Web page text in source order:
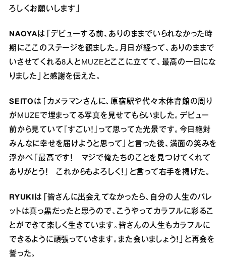
ろしくお願いします」
NAOYAは「デビューする前、ありのままでいられなかった時
期にここのステージを観ました。月日が経って、ありのままで
いさせてくれる8人とMUZEとここに立てて、最高の一日にな
りました」と感謝を伝えた。
SEITO は「カメラマンさんに、原宿駅や代々木体育館の周り
がMUZEで埋まってる写真を見せてもらいました。デビュー
前から見ていて『すごい！』って思ってた光景です。今日絶対
みんなに幸せを届けようと思って」と言った後、満面の笑みを
浮かべ「最高です！ マジで俺たちのことを見つけてくれて
ありがとう！ これからもよろしく！」と言って右手を掲げた。
RYUKI は「皆さんに出会えてなかったら、自分の人生のパレ
ットは真っ黒だったと思うので、こうやってカラフルに彩るこ
とができて楽しく生きています。皆さんの人生もカラフルに
できるように頑張っていきます。また会いましょう！」と再会を
誓った。